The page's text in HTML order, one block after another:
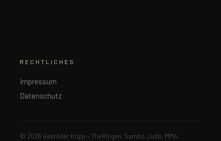
RECHTLICHES
Impressum
Datenschutz
© 2026 Gebrüder Kopp – TheRingen, Sambo, Judo, MMA,